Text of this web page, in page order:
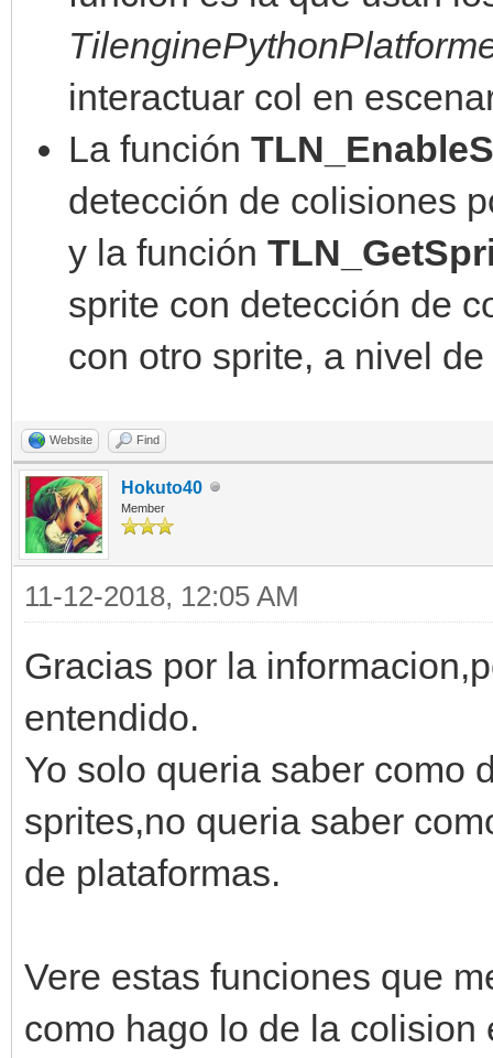
interactuar col en
La función
detección de colisiones
y la función
sprite con detección de
con otro sprite, a nivel
Website Find
Hokuto40
Member
11-12-2018, 12:05 AM
Gracias por la
entendido.
Yo solo queria saber como
sprites,no queria saber
de plataformas.
Vere estas funciones que
como hago lo de la